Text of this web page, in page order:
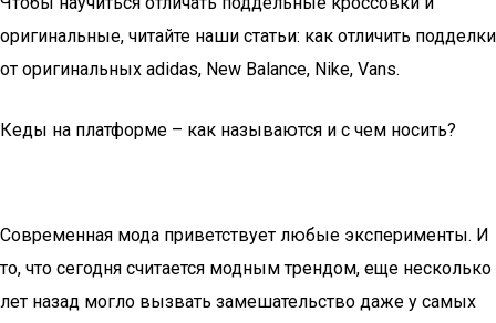
оригинальные, читайте наши статьи: как отличить подделки
от оригинальных adidas, New Balance, Nike, Vans.
Кеды на платформе – как называются и с чем носить?
Современная мода приветствует любые эксперименты. И
то, что сегодня считается модным трендом, еще несколько
лет назад могло вызвать замешательство даже у самых